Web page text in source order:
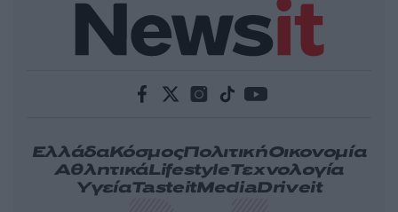
ΕλλάδαΚόσμοςΠολιτικήΟικονομία
ΑθλητικάLifestyleΤεχνολογία
ΥγείαTasteitMediaDriveit